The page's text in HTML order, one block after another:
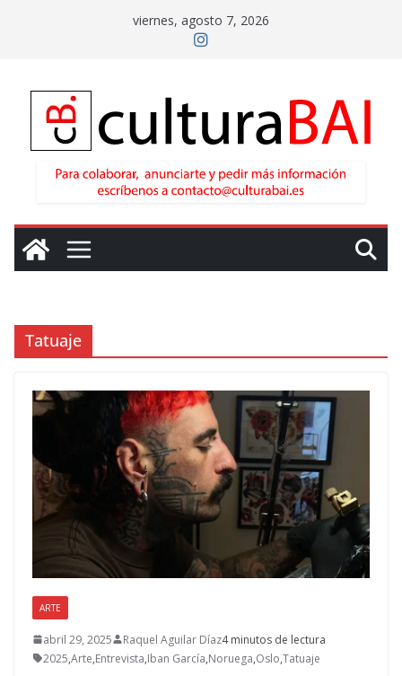
viernes, agosto 7, 2026
Tatuaje
ARTE
abril 29, 2025 Raquel Aguilar Díaz4 minutos de lectura
2025,Arte,Entrevista,Iban García,Noruega,Oslo,Tatuaje